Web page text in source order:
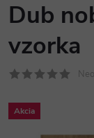
Dub
vzorka
Akcia